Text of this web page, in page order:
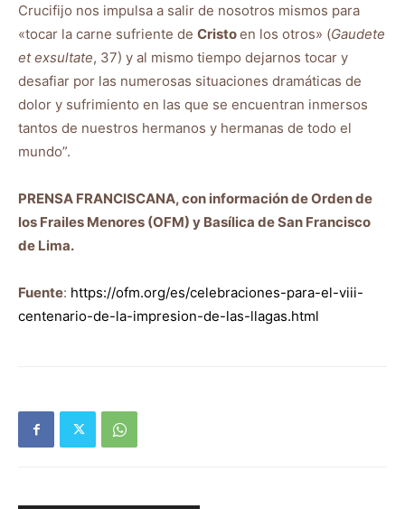
Crucifijo nos impulsa a salir de nosotros mismos para
«tocar la carne sufriente de Cristoen los otros» (Gaudete
et exsultate, 37) y al mismo tiempo dejarnos tocar y
desafiar por las numerosas situaciones dramáticas de
dolor y sufrimiento en las que se encuentran inmersos
tantos de nuestros hermanos y hermanas de todo el
mundo”.
PRENSA FRANCISCANA, con información de Orden de
los Frailes Menores (OFM) y Basílica de San Francisco
de Lima.
Fuente: https://ofm.org/es/celebraciones-para-el-viii-
centenario-de-la-impresion-de-las-llagas.html